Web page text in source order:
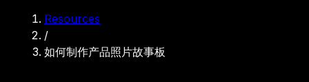
Resources
/
如何制作产品照片故事板